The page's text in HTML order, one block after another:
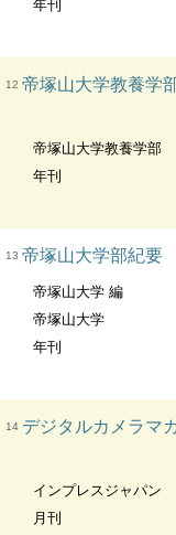
年刊
12 帝塚山大学教養学
帝塚山大学教養学部
年刊
13 帝塚山大学部紀要
帝塚山大学 編
帝塚山大学
年刊
14 デジタルカメラマ
インプレスジャパン
月刊